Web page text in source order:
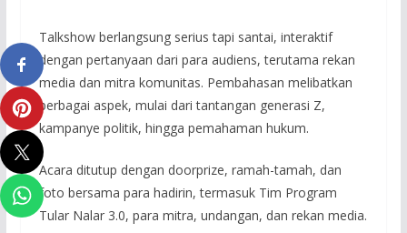
Talkshow berlangsung serius tapi santai, interaktif
dengan pertanyaan dari para audiens, terutama rekan
media dan mitra komunitas. Pembahasan melibatkan
berbagai aspek, mulai dari tantangan generasi Z,
kampanye politik, hingga pemahaman hukum.
Acara ditutup dengan doorprize, ramah-tamah, dan
foto bersama para hadirin, termasuk Tim Program
Tular Nalar 3.0, para mitra, undangan, dan rekan media.